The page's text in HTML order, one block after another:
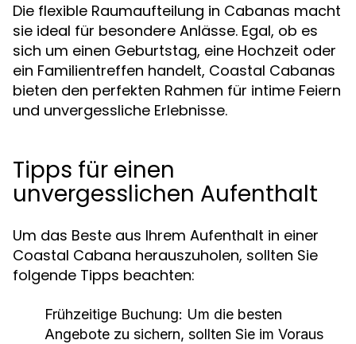
Die flexible Raumaufteilung in Cabanas macht
sie ideal für besondere Anlässe. Egal, ob es
sich um einen Geburtstag, eine Hochzeit oder
ein Familientreffen handelt, Coastal Cabanas
bieten den perfekten Rahmen für intime Feiern
und unvergessliche Erlebnisse.
Tipps für einen
unvergesslichen Aufenthalt
Um das Beste aus Ihrem Aufenthalt in einer
Coastal Cabana herauszuholen, sollten Sie
folgende Tipps beachten:
Frühzeitige Buchung: Um die besten
Angebote zu sichern, sollten Sie im Voraus